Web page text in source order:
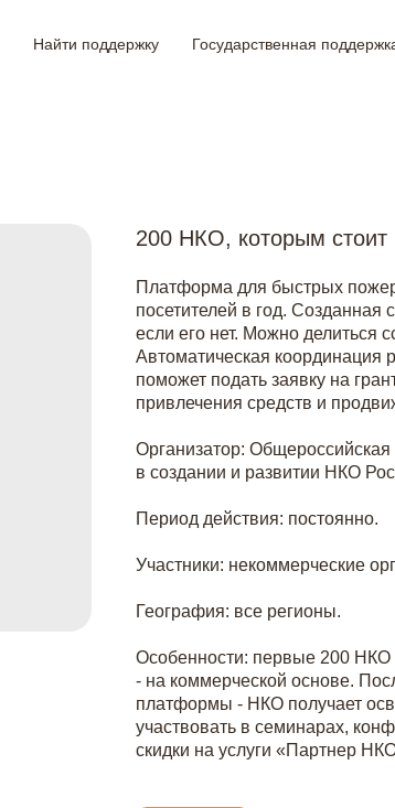
Найти поддержку Государственная
200 НКО, которым стоит
Платформа для быстрых
посетителей в год.
если его нет. Можно делиться
Автоматическая координация
поможет подать заявку на
привлечения средств и
Организатор:
в создании и развитии НКО
Период действия: постоянно.
Участники: некоммерческие
География: все регионы.
Особенности: первые 200 НКО
- на коммерческой основе.
платформы - НКО получает
участвовать в семинарах,
скидки на услуги «Партнер